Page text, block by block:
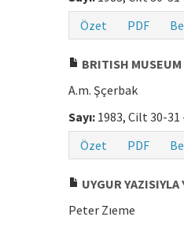
Özet
PDF
BRITISH MUSEUM
A.m. Şçerbak
Sayı: 1983, Cilt 30-31
Özet
PDF
UYGUR
Peter Zıeme